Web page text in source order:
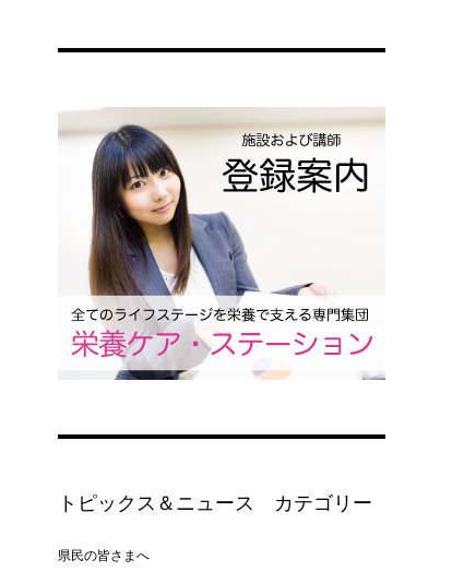
トピックス＆ニュース カテゴリー
県民の皆さまへ